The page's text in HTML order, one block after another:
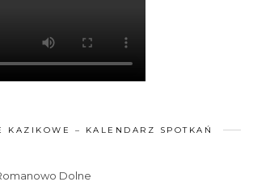
KAZIKOWE – KALENDARZ SPOTKAŃ
Dolne